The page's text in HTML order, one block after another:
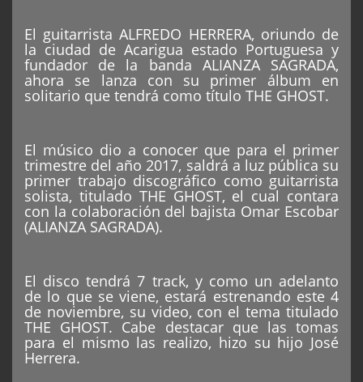
El guitarrista ALFREDO HERRERA, oriundo de
la ciudad de Acarigua estado Portuguesa y
fundador de la banda ALIANZA SAGRADA,
ahora se lanza con su primer álbum en
solitario que tendrá como título THE GHOST.
El músico dio a conocer que para el primer
trimestre del año 2017, saldrá a luz pública su
primer trabajo discográfico como guitarrista
solista, titulado THE GHOST, el cual contara
con la colaboración del bajista Omar Escobar
(ALIANZA SAGRADA).
El disco tendrá 7 track, y como un adelanto
de lo que se viene, estará estrenando este 4
de noviembre, su video, con el tema titulado
THE GHOST. Cabe destacar que las tomas
para el mismo las realizo, hizo su hijo José
Herrera.